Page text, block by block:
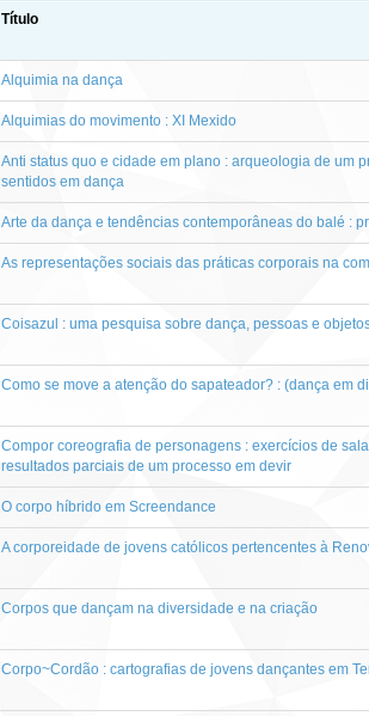
Título
Alquimia na dança
Alquimias do movimento : XI Mexido
Anti status quo e cidade em plano : arqueologia de um
sentidos em dança
Arte da dança e tendências contemporâneas do balé :
As representações sociais das práticas corporais na
Coisazul : uma pesquisa sobre dança, pessoas e
Como se move a atenção do sapateador? : (dança em
Compor coreografia de personagens : exercícios de
resultados parciais de um processo em devir
O corpo híbrido em Screendance
A corporeidade de jovens católicos pertencentes à
Corpos que dançam na diversidade e na criação
Corpo~Cordão : cartografias de jovens dançantes em